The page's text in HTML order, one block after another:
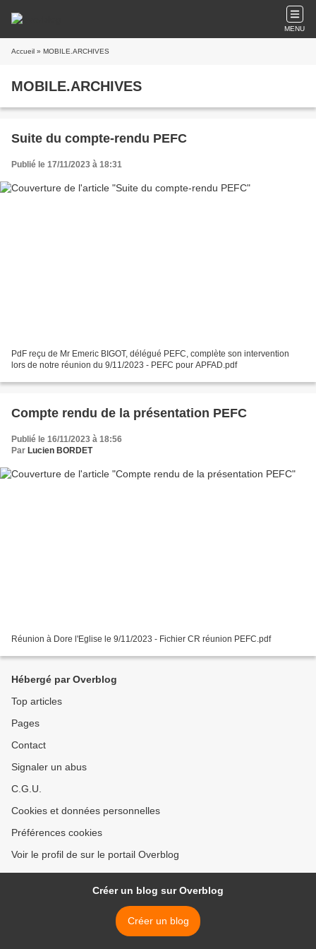
MENU
Accueil » MOBILE.ARCHIVES
MOBILE.ARCHIVES
Suite du compte-rendu PEFC
Publié le 17/11/2023 à 18:31
PdF reçu de Mr Emeric BIGOT, délégué PEFC, complète son intervention
lors de notre réunion du 9/11/2023 - PEFC pour APFAD.pdf
Compte rendu de la présentation PEFC
Publié le 16/11/2023 à 18:56
Par Lucien BORDET
Réunion à Dore l'Eglise le 9/11/2023 - Fichier CR réunion PEFC.pdf
Hébergé par Overblog
Top articles
Pages
Contact
Signaler un abus
C.G.U.
Cookies et données personnelles
Préférences cookies
Voir le profil de sur le portail Overblog
Créer un blog sur Overblog
Créer un blog